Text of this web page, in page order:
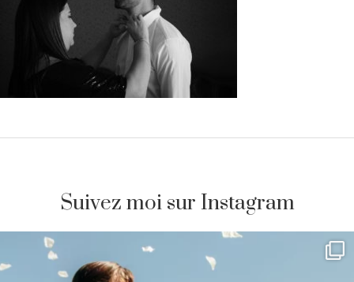
Suivez moi sur Instagram